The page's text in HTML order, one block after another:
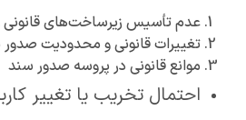
عدم تأسیس زیرساخت‌های قانونی
تغییرات قانونی و محدودیت
موانع قانونی در پروسه صدور سند
احتمال تخریب یا تغییر